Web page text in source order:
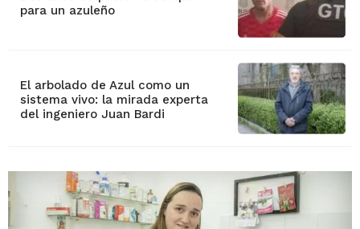
para un azuleño
El arbolado de Azul como un
sistema vivo: la mirada experta
del ingeniero Juan Bardi